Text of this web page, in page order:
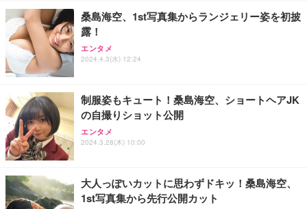
ョン PCチェア 通気性メッシュ ゲーミング/勉強/事
務用 おしゃれ パソコンチェア (ブラック)
Sezlife オフィスチェア デスクチェア 疲れない テレ
ワーク チェア 強化バックレスト 30度ロッキング機
能 人間工学 椅子 腰サポート 90度跳ね上げ式アーム
務用 おしゃれ パソコンチェア (ホワイト)
ANDWINT オフィスチェア デスクチェア 肘なし メ
ッシュ 通気性 ランバーサポート付き 腰サポート ガ
ス圧無段階昇降 360度回転 キャスター付き コンパク
【整備済み品】Dell E2724HS 27インチ 液晶モニタ
ー フルHD（1920×1080）VA 非光沢 HDMI/DisplayP
ort/VGA スピーカー内蔵 高さ調整 スイベル VESA対
【MiniLED/24.5inch/280Hz/FHD】GRAPHT THE S
HOOTER Gaming Monitor 24” Essential ゲーミン
グモニター QD 24.5インチ 1ms FHD 量子ドット 残
Smart Basic(スマートベーシック) 【Amazon.co.jp
限定】 Smart Basic アイリスオーヤマ ペットシーツ
超厚型 お徳用 ワイド 100枚入 (x 1) (ケース販売)
アイリスオーヤマ ペットシーツ 超厚型 お徳用 レギ
ュラー 200枚入【Amazon.co.jp限定】
桑島海空、1st写真集からランジェリー姿を初披
露！
エンタメ
2024.4.3(水) 12:24
制服姿もキュート！桑島海空、ショートヘアJK
の自撮りショット公開
エンタメ
2024.3.28(木) 10:00
大人っぽいカットに思わずドキッ！桑島海空、
1st写真集から先行公開カット